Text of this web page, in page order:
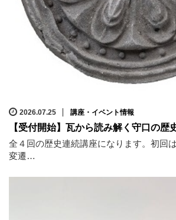
2026.07.25 講座・イベント情報
【受付開始】瓦から読み解く守口の歴
全４回の歴史連続講座になります。初回
変遷…